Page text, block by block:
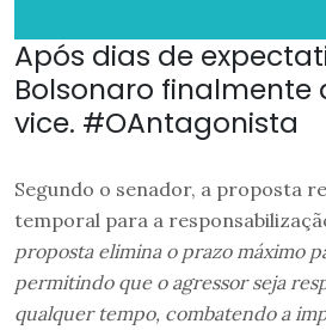
Após dias de
Bolsonaro finalmente
vice. #OAntagonista
Segundo o senador, a proposta
temporal para a
proposta elimina o prazo máximo
permitindo que o agressor seja
qualquer tempo, combatendo a